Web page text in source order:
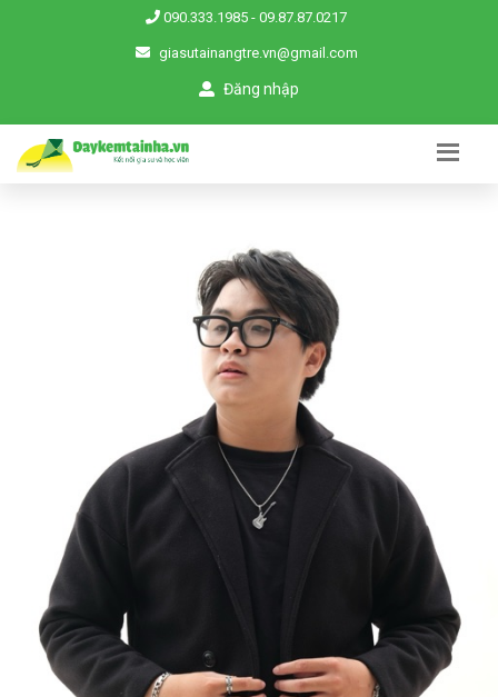
090.333.1985 - 09.87.87.0217
giasutainangtre.vn@gmail.com
Đăng nhập